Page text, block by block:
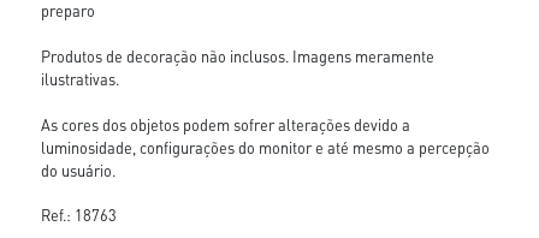
preparo
Produtos de decoração não inclusos. Imagens meramente
ilustrativas.
As cores dos objetos podem sofrer alterações devido a
luminosidade, configurações do monitor e até mesmo a percepção
do usuário.
Ref.: 18763